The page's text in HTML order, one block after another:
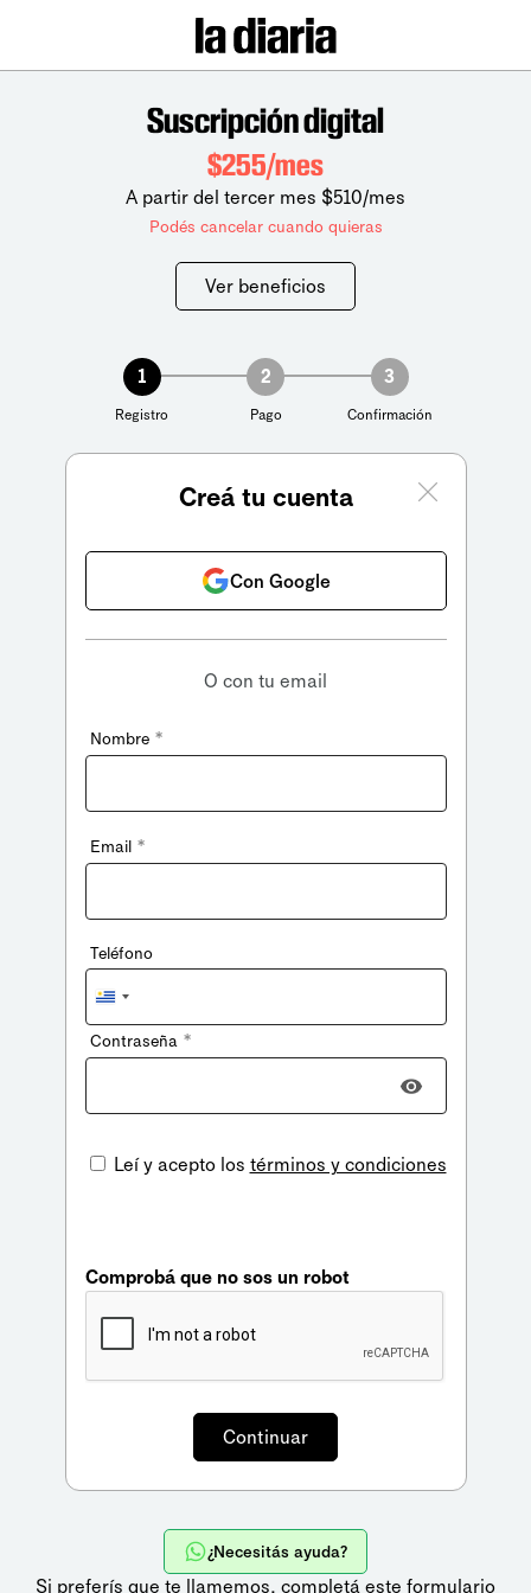
Suscripción digital
$255/mes
A partir del tercer mes $510/mes
Podés cancelar cuando quieras
Ver beneficios
1
Registro
2
Pago
3
Confirmación
Creá tu cuenta
Con Google
O con tu email
Nombre *
Email *
Teléfono
Uruguay
+598
Contraseña *
Leí y acepto los términos y condiciones
Comprobá que no sos un robot
¿Necesitás ayuda?
Si preferís que te llamemos, completá este formulario